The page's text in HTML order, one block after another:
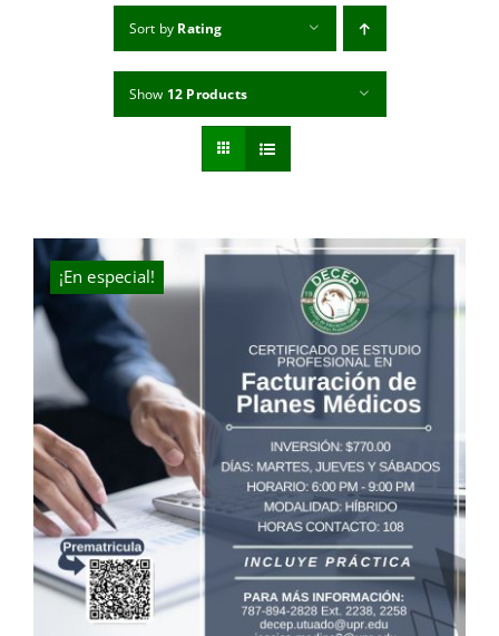
Sort by Rating
Show 12 Products
¡En especial!